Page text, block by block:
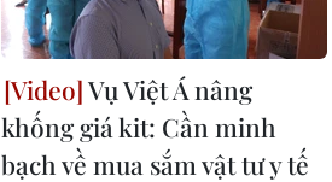
Vụ Việt Á nâng
khống giá kit: Cần minh
bạch về mua sắm vật tư y tế